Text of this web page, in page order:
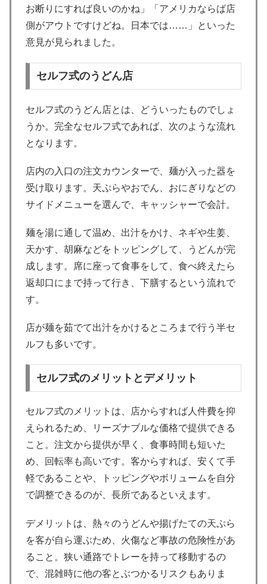
お断りにすれば良いのかね」「アメリカならば店
側がアウトですけどね。日本では……」といった
意見が見られました。
セルフ式のうどん店
セルフ式のうどん店とは、どういったものでしょ
うか。完全なセルフ式であれば、次のような流れ
となります。
店内の入口の注文カウンターで、麺が入った器を
受け取ります。天ぷらやおでん、おにぎりなどの
サイドメニューを選んで、キャッシャーで会計。
麺を湯に通して温め、出汁をかけ、ネギや生姜、
天かす、胡麻などをトッピングして、うどんが完
成します。席に座って食事をして、食べ終えたら
返却口にまで持って行き、下膳するという流れで
す。
店が麺を茹でて出汁をかけるところまで行う半セ
ルフも多いです。
セルフ式のメリットとデメリット
セルフ式のメリットは、店からすれば人件費を抑
えられるため、リーズナブルな価格で提供できる
こと。注文から提供が早く、食事時間も短いた
め、回転率も高いです。客からすれば、安くて手
軽であることや、トッピングやボリュームを自分
で調整できるのが、長所であるといえます。
デメリットは、熱々のうどんや揚げたての天ぷら
を客が自ら運ぶため、火傷など事故の危険性があ
ること。狭い通路でトレーを持って移動するの
で、混雑時に他の客とぶつかるリスクもありま